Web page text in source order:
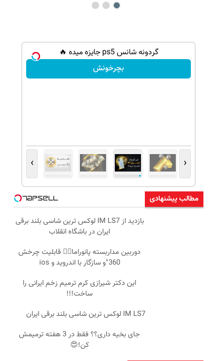
گردونه شانس ps5 جایزه میده 🔥
بچرخونش
‹
›
مطالب پیشنهادی
بازدید از IM LS7 لوکس ترین شاسی بلند برقی
ایران در باشگاه انقلاب
دوربین مداربسته پانوراما👈🏻 قابلیت چرخش
360°و سازگار با اندروید و ios
این دکتر شیرازی کرم ترمیم زخم ایرانی را
ساخت!!!
IM LS7 لوکس ترین شاسی بلند برقی ایران
جای بخیه داری؟؟ فقط در 3 هفته ترمیمش
کن!😍